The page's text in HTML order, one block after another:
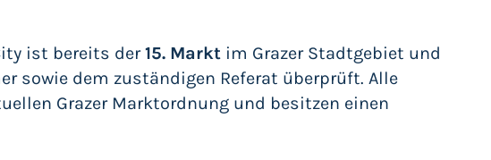
ist bereits der15. Markt im Grazer Stadtgebiet und
sowie dem zuständigen Referat überprüft. Alle
Grazer Marktordnung und besitzen einen